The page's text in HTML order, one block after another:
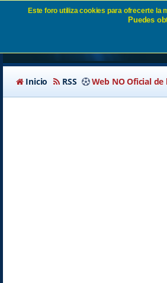
Política de
Inicio RSS Web NO Oficial
Este foro utiliza cookies para ofrecerte la
Puedes